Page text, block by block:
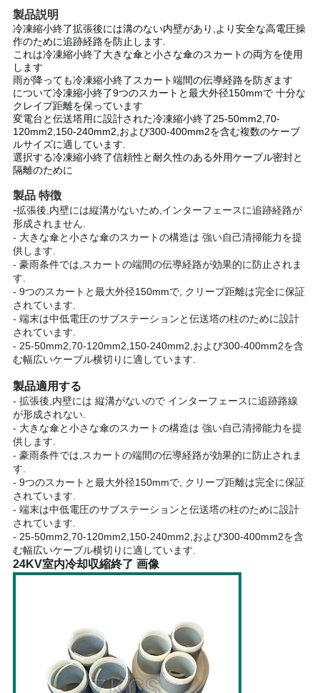
わ
せ
ニ
ュ
ー
ス
事
件
ブ
ロ
グ
地
図
プ
ラ
イ
バ
製品説明
冷凍縮小終了拡張後には溝のない内壁があり,より安全な高電圧操
作のために追跡経路を防止します.
これは冷凍縮小終了大きな傘と小さな傘のスカートの両方を使用
します
雨が降っても冷凍縮小終了スカート端間の伝導経路を防ぎます
について冷凍縮小終了9つのスカートと最大外径150mmで 十分な
クレイプ距離を保っています
変電台と伝送塔用に設計された冷凍縮小終了25-50mm2,70-
120mm2,150-240mm2,および300-400mm2を含む複数のケーブ
ルサイズに適しています.
選択する冷凍縮小終了信頼性と耐久性のある外用ケーブル密封と
隔離のために
製品 特徴
-拡張後,内壁には縦溝がないため,インターフェースに追跡経路が
形成されません.
- 大きな傘と小さな傘のスカートの構造は 強い自己清掃能力を提
供します.
- 豪雨条件では,スカートの端間の伝導経路が効果的に防止されま
す.
- 9つのスカートと最大外径150mmで, クリープ距離は完全に保証
されています.
- 端末は中低電圧のサブステーションと伝送塔の柱のために設計
されています.
- 25-50mm2,70-120mm2,150-240mm2,および300-400mm2を含
む幅広いケーブル横切りに適しています.
製品適用する
- 拡張後,内壁には 縦溝がないので インターフェースに追跡路線
が形成されない.
- 大きな傘と小さな傘のスカートの構造は 強い自己清掃能力を提
供します.
- 豪雨条件では,スカートの端間の伝導経路が効果的に防止されま
す.
- 9つのスカートと最大外径150mmで, クリープ距離は完全に保証
されています.
- 端末は中低電圧のサブステーションと伝送塔の柱のために設計
されています.
- 25-50mm2,70-120mm2,150-240mm2,および300-400mm2を含
む幅広いケーブル横切りに適しています.
24KV室内冷却収縮終了 画像